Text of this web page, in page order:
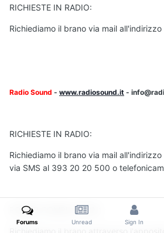
RICHIESTE IN RADIO:
Richiediamo il brano via mail
Radio Sound - www.radiosound.it -
RICHIESTE IN RADIO:
Richiediamo il brano via mail
via SMS al 393 20 20 500 o
POWER COMPILATION:
Forums Unread Sign In